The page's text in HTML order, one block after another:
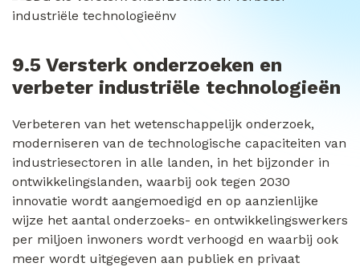
9.5 Versterk onderzoeken en
verbeter industriële technologieën
Verbeteren van het wetenschappelijk onderzoek,
moderniseren van de technologische capaciteiten van
industriesectoren in alle landen, in het bijzonder in
ontwikkelingslanden, waarbij ook tegen 2030
innovatie wordt aangemoedigd en op aanzienlijke
wijze het aantal onderzoeks- en ontwikkelingswerkers
per miljoen inwoners wordt verhoogd en waarbij ook
meer wordt uitgegeven aan publiek en privaat